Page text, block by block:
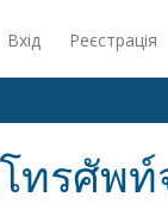
Вхід Реєстрація
ทรศัพท์